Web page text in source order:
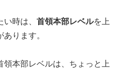
時は、 首領本部レベルを上
ります。
領本部レベルは、ちょっと上